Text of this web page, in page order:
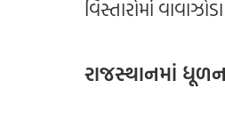
વિસ્તારોમાં
રાજસ્થાનમાં